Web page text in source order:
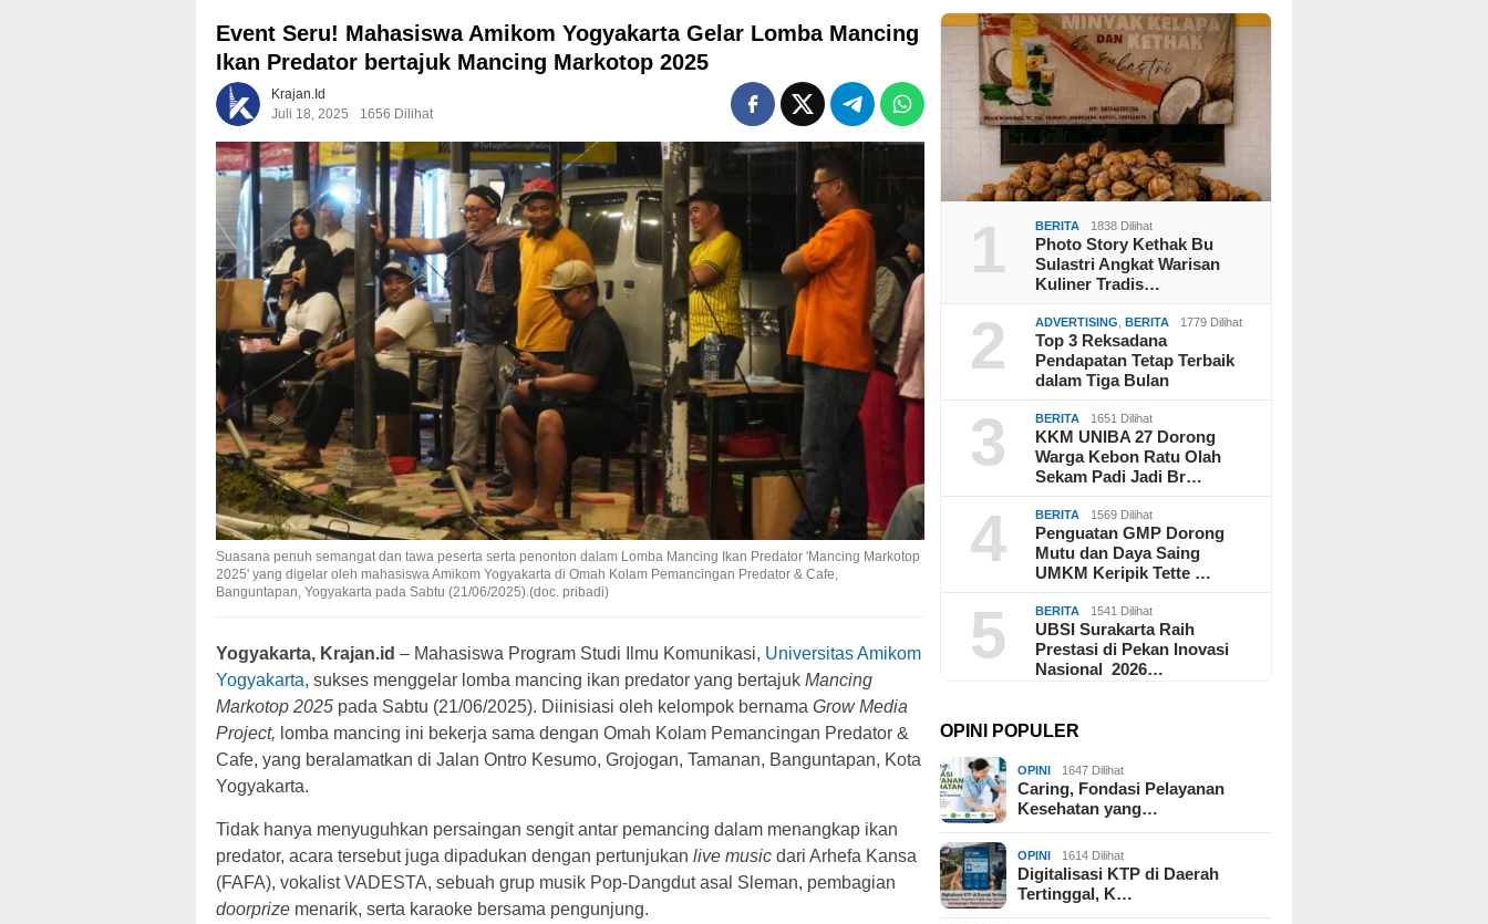
Event Seru! Mahasiswa Amikom Yogyakarta Gelar Lomba Mancing
Ikan Predator bertajuk Mancing Markotop 2025
Krajan.id
Juli 18, 2025
1656 Dilihat
Suasana penuh semangat dan tawa peserta serta penonton dalam Lomba Mancing Ikan Predator 'Mancing Markotop
2025' yang digelar oleh mahasiswa Amikom Yogyakarta di Omah Kolam Pemancingan Predator & Cafe,
Banguntapan, Yogyakarta pada Sabtu (21/06/2025).(doc. pribadi)
Yogyakarta, Krajan.id – Mahasiswa Program Studi Ilmu Komunikasi, Universitas Amikom
Yogyakarta, sukses menggelar lomba mancing ikan predator yang bertajuk Mancing
Markotop 2025 pada Sabtu (21/06/2025). Diinisiasi oleh kelompok bernama Grow Media
Project, lomba mancing ini bekerja sama dengan Omah Kolam Pemancingan Predator &
Cafe, yang beralamatkan di Jalan Ontro Kesumo, Grojogan, Tamanan, Banguntapan, Kota
Yogyakarta.
Tidak hanya menyuguhkan persaingan sengit antar pemancing dalam menangkap ikan
predator, acara tersebut juga dipadukan dengan pertunjukan live music dari Arhefa Kansa
(FAFA), vokalist VADESTA, sebuah grup musik Pop-Dangdut asal Sleman, pembagian
doorprize menarik, serta karaoke bersama pengunjung.
1 BERITA 1838 Dilihat
Photo Story Kethak Bu
Sulastri Angkat Warisan
Kuliner Tradis…
2 ADVERTISING ,BERITA 1779 Dilihat
Top 3 Reksadana
Pendapatan Tetap Terbaik
dalam Tiga Bulan
3 BERITA 1651 Dilihat
KKM UNIBA 27 Dorong
Warga Kebon Ratu Olah
Sekam Padi Jadi Br…
4 BERITA 1569 Dilihat
Penguatan GMP Dorong
Mutu dan Daya Saing
UMKM Keripik Tette …
5 BERITA 1541 Dilihat
UBSI Surakarta Raih
Prestasi di Pekan Inovasi
Nasional 2026…
OPINI POPULER
OPINI 1647 Dilihat
Caring, Fondasi Pelayanan
Kesehatan yang…
OPINI 1614 Dilihat
Digitalisasi KTP di Daerah
Tertinggal, K…